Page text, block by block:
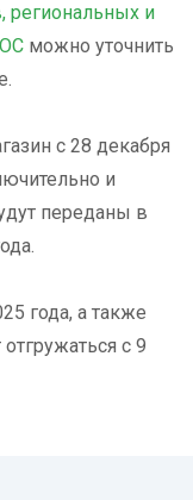
региональных и
можно уточнить
с 28 декабря
и
переданы в
года, а также
с 9